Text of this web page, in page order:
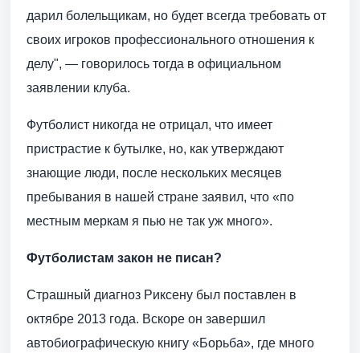
дарил болельщикам, но будет всегда требовать от
своих игроков профессионального отношения к
делу", — говорилось тогда в официальном
заявлении клуба.
Футболист никогда не отрицал, что имеет
пристрастие к бутылке, но, как утверждают
знающие люди, после нескольких месяцев
пребывания в нашей стране заявил, что «по
местным меркам я пью не так уж много».
Футболистам закон не писан?
Страшный диагноз Риксену был поставлен в
октябре 2013 года. Вскоре он завершил
автобиографическую книгу «Борьба», где много